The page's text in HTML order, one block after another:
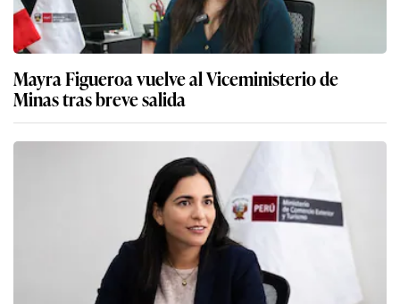
Mayra Figueroa vuelve al Viceministerio de
Minas tras breve salida